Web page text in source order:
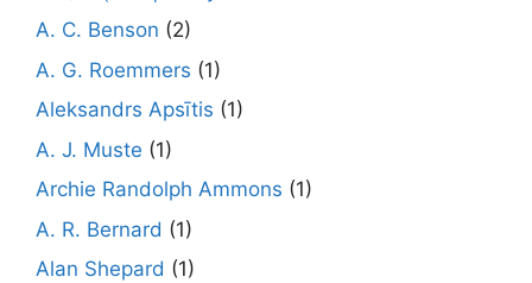
A. C. Benson (2)
A. G. Roemmers (1)
Aleksandrs Apsītis (1)
A. J. Muste (1)
Archie Randolph Ammons (1)
A. R. Bernard (1)
Alan Shepard (1)